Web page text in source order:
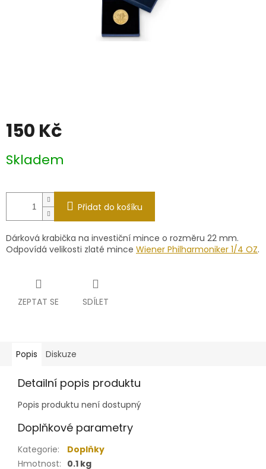
150 Kč
cena:
Skladem
Přidat do košíku
Dárková krabička na investiční mince o rozměru 22 mm.
Odpovídá velikosti zlaté mince Wiener Philharmoniker 1/4 OZ.
ZEPTAT SE SDÍLET
Popis Diskuze
Detailní popis produktu
Popis produktu není dostupný
Doplňkové parametry
Kategorie:
Doplňky
Hmotnost: 0.1 kg